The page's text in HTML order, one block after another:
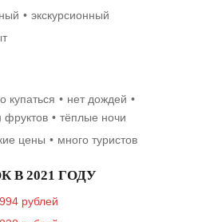
экскурсионный
купаться
нет дождей
фруктов
тёплые ночи
цены много туристов
В 2021 ГОДУ
рублей